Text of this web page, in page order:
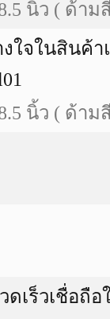
นิ้ว ( ด้าม
จในสินค้า
นิ้ว ( ด้าม
เร็วเชื่อถือ